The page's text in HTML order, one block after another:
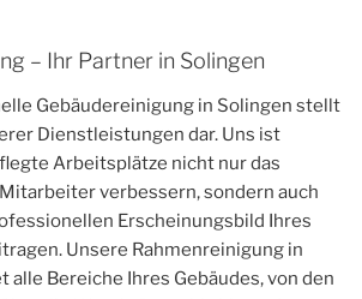
– Ihr Partner in Solingen
Gebäudereinigung in Solingen stellt
Dienstleistungen dar. Uns ist
Arbeitsplätze nicht nur das
verbessern, sondern auch
Erscheinungsbild Ihres
Unsere Rahmenreinigung in
alle Bereiche Ihres Gebäudes, von den